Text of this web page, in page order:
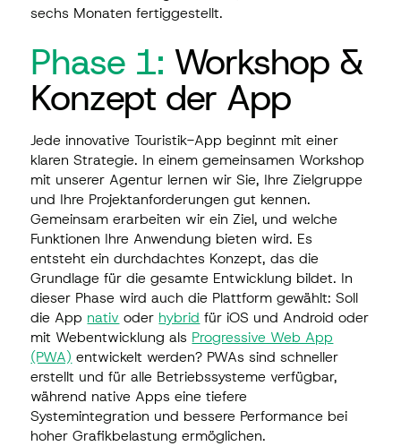
sechs Monaten fertiggestellt.
Phase 1: Workshop &
Konzept der App
Jede innovative Touristik-App beginnt mit einer
klaren Strategie. In einem gemeinsamen Workshop
mit unserer Agentur lernen wir Sie, Ihre Zielgruppe
und Ihre Projektanforderungen gut kennen.
Gemeinsam erarbeiten wir ein Ziel, und welche
Funktionen Ihre Anwendung bieten wird. Es
entsteht ein durchdachtes Konzept, das die
Grundlage für die gesamte Entwicklung bildet. In
dieser Phase wird auch die Plattform gewählt: Soll
die App nativ oder hybrid für iOS und Android oder
mit Webentwicklung als Progressive Web App
(PWA) entwickelt werden? PWAs sind schneller
erstellt und für alle Betriebssysteme verfügbar,
während native Apps eine tiefere
Systemintegration und bessere Performance bei
hoher Grafikbelastung ermöglichen.